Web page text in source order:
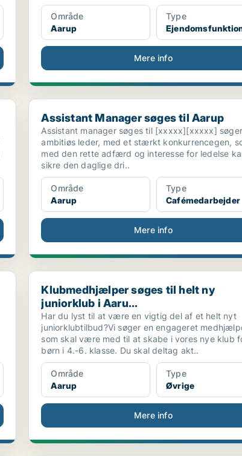
Område
Aarup
Type
Mere info
Assistant Manager søges til Aarup
Assistant Manager søges til Aarup
Assistant manager søges til [xxxxx][xxxxx]
ambitiøs leder, med et stærkt konkurrencegen,
med den rette adfærd og interesse for ledelse
sikre den daglige dri..
Område
Aarup
Type
Cafémedarbejder
Mere info
Klubmedhjælper søges til helt ny juniorklub i
Klubmedhjælper søges til helt ny
juniorklub i Aaru...
Har du lyst til at være en vigtig del af et helt nyt
juniorklubtilbud?Vi søger en engageret
som skal være med til at skabe i vores nye klub
børn i 4.-6. klasse. Du skal deltag akt..
Område
Aarup
Type
Øvrige
Mere info